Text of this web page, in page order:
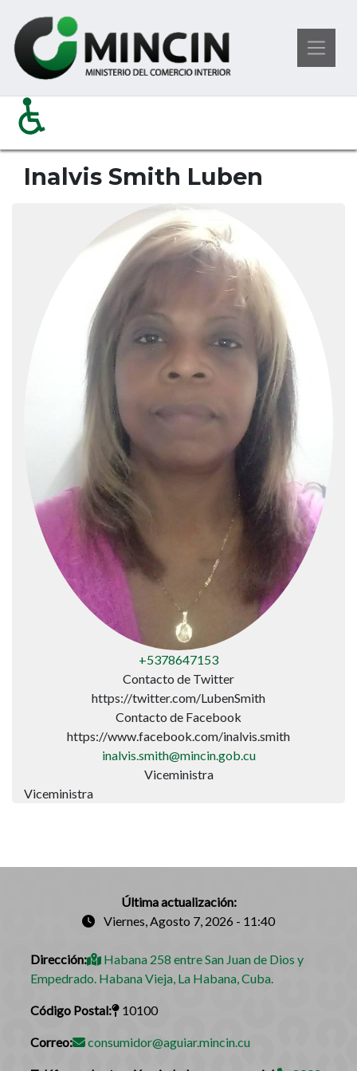
principal
Inalvis Smith Luben
+5378647153
Contacto de Twitter
https://twitter.com/LubenSmith
Contacto de Facebook
https://www.facebook.com/inalvis.smith
inalvis.smith@mincin.gob.cu
Viceministra
Viceministra
Última actualización:
Viernes, Agosto 7, 2026 - 11:40
Dirección:
Habana 258 entre San Juan de Dios y
Empedrado. Habana Vieja, La Habana, Cuba.
Código Postal: 10100
Correo: consumidor@aguiar.mincin.cu